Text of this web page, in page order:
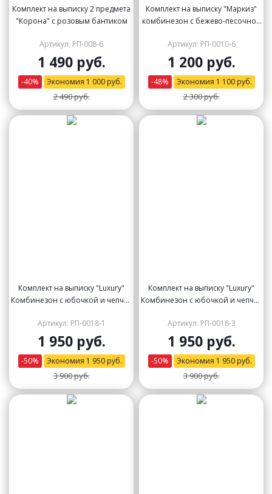
Комплект на выписку 2 предмета
"Корона" с розовым бантиком
Артикул: РП-008-6
1 490 руб.
-40% Экономия 1 000руб.
2 490 руб.
Комплект на выписку "Маркиз"
комбинезон с бежево-песочной
Артикул: РП-0010-6
1 200 руб.
-48% Экономия 1 100руб.
2 300 руб.
Комплект на выписку "Luxury"
Комбинезон с юбочкой и чепчик
Артикул: РП-0018-1
1 950 руб.
-50% Экономия 1 950руб.
3 900 руб.
Комплект на выписку "Luxury"
Комбинезон с юбочкой и чепчик
Артикул: РП-0018-3
1 950 руб.
-50% Экономия 1 950руб.
3 900 руб.